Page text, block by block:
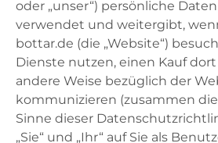
oder „unser“) persönliche
verwendet und weitergibt,
bottar.de (die „Website“)
Dienste nutzen, einen Kauf
andere Weise bezüglich der
kommunizieren (zusammen die
Sinne dieser
„Sie“ und „Ihr“ auf Sie als